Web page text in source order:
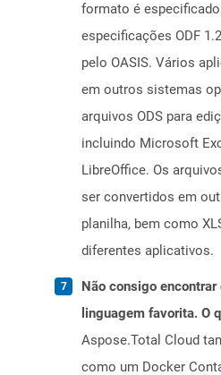
formato é
especificações ODF
pelo OASIS. Vários
em outros sistemas
arquivos ODS para
incluindo Microsoft
LibreOffice. Os
ser convertidos em
planilha, bem como
diferentes aplicativos.
Não consigo encontrar
linguagem favorita. O
Aspose.Total Cloud
como um Docker